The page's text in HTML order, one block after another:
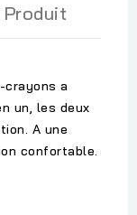
crayons a
un, les deux
A une
confortable.